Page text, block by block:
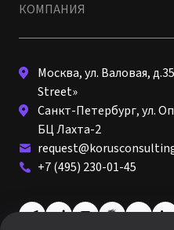
КОМПАНИЯ
Москва, ул. Валовая,
Street»
Санкт-Петербург, ул.
БЦ Лахта-2
+7 (495) 230-01-45